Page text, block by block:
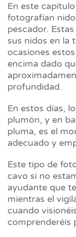
En este
fotografían
pescador.
sus nidos en la
ocasiones
encima dado
profundidad.
En estos días,
plumón, y en
pluma, es el
adecuado y
Este tipo de
cavo si no
ayudante que
mientras el
cuando
comprenderéis